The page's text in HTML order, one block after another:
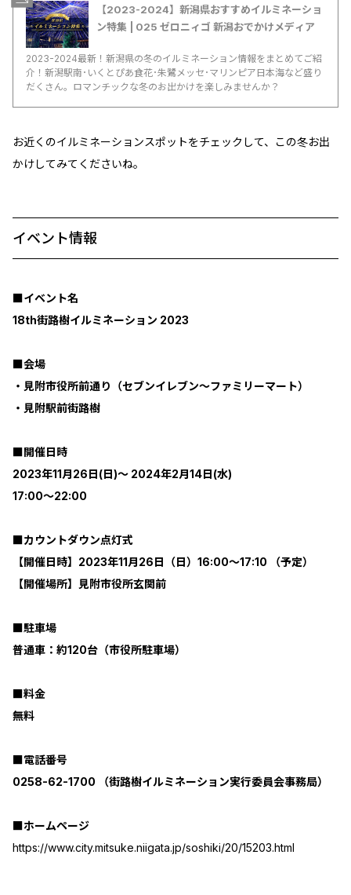
【2023-2024】新潟県おすすめイルミネーショ
ン特集 | 025 ゼロニィゴ 新潟おでかけメディア
2023-2024最新！新潟県の冬のイルミネーション情報をまとめてご紹
介！新潟駅南･いくとぴあ食花･朱鷺メッセ･マリンピア日本海など盛り
だくさん。ロマンチックな冬のお出かけを楽しみませんか？
お近くのイルミネーションスポットをチェックして、この冬お出
かけしてみてくださいね。
イベント情報
■イベント名
18th街路樹イルミネーション 2023
■会場
・見附市役所前通り（セブンイレブン～ファミリーマート）
・見附駅前街路樹
■開催日時
2023年11月26日(日)～ 2024年2月14日(水)
17:00～22:00
■カウントダウン点灯式
【開催日時】2023年11月26日（日）16:00～17:10 （予定）
【開催場所】見附市役所玄関前
■駐車場
普通車：約120台（市役所駐車場）
■料金
無料
■電話番号
0258-62-1700 （街路樹イルミネーション実行委員会事務局）
■ホームページ
https://www.city.mitsuke.niigata.jp/soshiki/20/15203.html